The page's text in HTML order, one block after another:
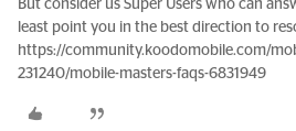
But consider us Super Users who can
least point you in the best direction to
https://community.koodomobile.com/
231240/mobile-masters-faqs-6831949